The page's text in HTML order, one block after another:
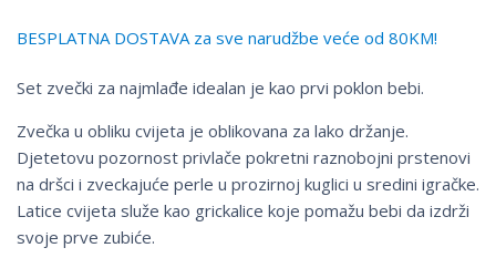
BESPLATNA DOSTAVA za sve narudžbe veće od 80KM!
Set zvečki za najmlađe idealan je kao prvi poklon bebi.
Zvečka u obliku cvijeta je oblikovana za lako držanje.
Djetetovu pozornost privlače pokretni raznobojni prstenovi
na dršci i zveckajuće perle u prozirnoj kuglici u sredini igračke.
Latice cvijeta služe kao grickalice koje pomažu bebi da izdrži
svoje prve zubiće.